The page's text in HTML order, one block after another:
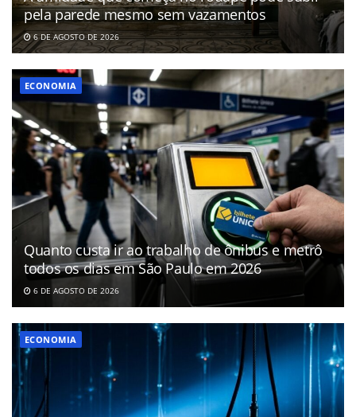
pela parede mesmo sem vazamentos
6 DE AGOSTO DE 2026
ECONOMIA
Quanto custa ir ao trabalho de ônibus e metrô
todos os dias em São Paulo em 2026
6 DE AGOSTO DE 2026
ECONOMIA